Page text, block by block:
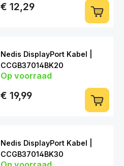
€ 12,29
Nedis DisplayPort Kabel |
CCGB37014BK20
DP (m) > DP (m) | 2m
Op voorraad
€ 19,99
Nedis DisplayPort Kabel |
CCGB37014BK30
DP (m) > DP (m) | 3m